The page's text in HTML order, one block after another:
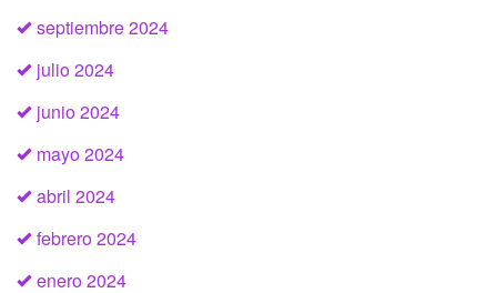
septiembre 2024
julio 2024
junio 2024
mayo 2024
abril 2024
febrero 2024
enero 2024